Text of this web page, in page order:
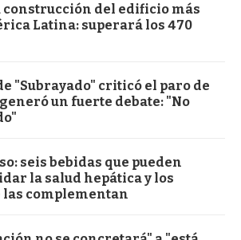
construcción del edificio más
Latina: superará los 470
"Subrayado" criticó el paro de
un fuerte debate: "No
seis bebidas que pueden
la salud hepática y los
las complementan